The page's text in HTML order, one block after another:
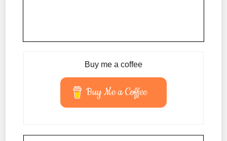
Buy me a coffee
Buy Me a Coffee